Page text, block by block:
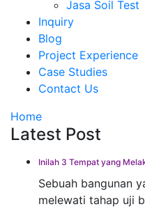
Jasa Soil Test
Inquiry
Blog
Project Experience
Case Studies
Contact Us
Home
Latest Post
Inilah 3 Tempat yang
Sebuah bangunan
melewati tahap uji